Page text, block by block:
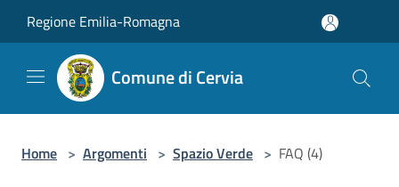
Regione Emilia-Romagna
Comune di Cervia
Home > Argomenti > Spazio Verde > FAQ (4)